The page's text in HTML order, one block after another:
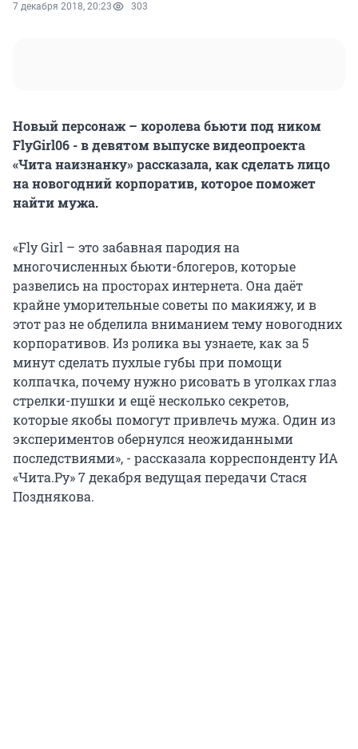
7 декабря 2018, 20:23 303
Новый персонаж – королева бьюти под ником
FlyGirl06 - в девятом выпуске видеопроекта
«Чита наизнанку» рассказала, как сделать лицо
на новогодний корпоратив, которое поможет
найти мужа.
«Fly Girl – это забавная пародия на
многочисленных бьюти-блогеров, которые
развелись на просторах интернета. Она даёт
крайне уморительные советы по макияжу, и в
этот раз не обделила вниманием тему новогодних
корпоративов. Из ролика вы узнаете, как за 5
минут сделать пухлые губы при помощи
колпачка, почему нужно рисовать в уголках глаз
стрелки-пушки и ещё несколько секретов,
которые якобы помогут привлечь мужа. Один из
экспериментов обернулся неожиданными
последствиями», - рассказала корреспонденту ИА
«Чита.Ру» 7 декабря ведущая передачи Стася
Позднякова.